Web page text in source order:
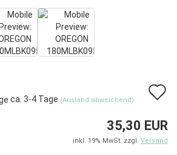
ca. 3-4 Tage (Ausland abweichend)
35,30 EUR
inkl. 19% MwSt. zzgl. Versand